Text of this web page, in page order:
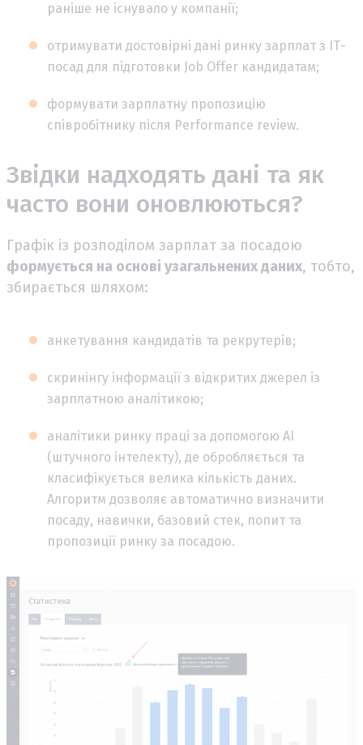
раніше не існувало у компанії;
отримувати достовірні дані ринку зарплат з ІТ-
посад для підготовки Job Offer кандидатам;
формувати зарплатну пропозицію
співробітнику після Performance review.
Звідки надходять дані та як
часто вони оновлюються?
Графік із розподілом зарплат за посадою
формується на основі узагальнених даних, тобто,
збирається шляхом:
анкетування кандидатів та рекрутерів;
скринінгу інформації з відкритих джерел із
зарплатною аналітикою;
аналітики ринку праці за допомогою AI
(штучного інтелекту), де обробляється та
класифікується велика кількість даних.
Алгоритм дозволяє автоматично визначити
посаду, навички, базовий стек, попит та
пропозиції ринку за посадою.